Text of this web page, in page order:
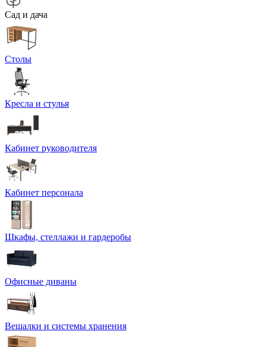
Сад и дача
Столы
Кресла и стулья
Кабинет руководителя
Кабинет персонала
Шкафы, стеллажи и гардеробы
Офисные диваны
Вешалки и системы хранения